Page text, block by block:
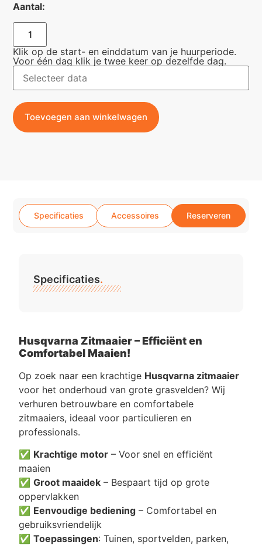
Aantal:
Klik op de start- en einddatum van je huurperiode.
Voor één dag klik je twee keer op dezelfde dag.
Toevoegen aan winkelwagen
Specificaties Accessoires Reserveren
Husqvarna Zitmaaier – Efficiënt en
Comfortabel Maaien!
Op zoek naar een krachtige Husqvarna zitmaaier
voor het onderhoud van grote grasvelden? Wij
verhuren betrouwbare en comfortabele
zitmaaiers, ideaal voor particulieren en
professionals.
✅ Krachtige motor – Voor snel en efficiënt
maaien
✅Groot maaidek – Bespaart tijd op grote
oppervlakken
✅ Eenvoudige bediening – Comfortabel en
gebruiksvriendelijk
✅Toepassingen: Tuinen, sportvelden, parken,
Specificaties.